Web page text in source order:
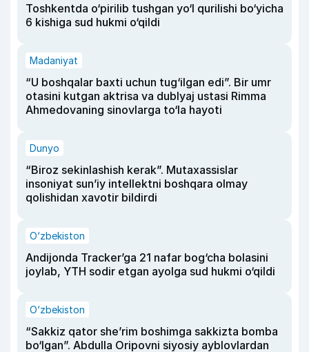
Toshkentda o‘pirilib tushgan yo‘l qurilishi bo‘yicha
6 kishiga sud hukmi o‘qildi
Madaniyat
“U boshqalar baxti uchun tug‘ilgan edi”. Bir umr
otasini kutgan aktrisa va dublyaj ustasi Rimma
Ahmedovaning sinovlarga to‘la hayoti
Dunyo
“Biroz sekinlashish kerak”. Mutaxassislar
insoniyat sun’iy intellektni boshqara olmay
qolishidan xavotir bildirdi
O‘zbekiston
Andijonda Tracker’ga 21 nafar bog‘cha bolasini
joylab, YTH sodir etgan ayolga sud hukmi o‘qildi
O‘zbekiston
“Sakkiz qator she’rim boshimga sakkizta bomba
bo‘lgan”. Abdulla Oripovni siyosiy ayblovlardan